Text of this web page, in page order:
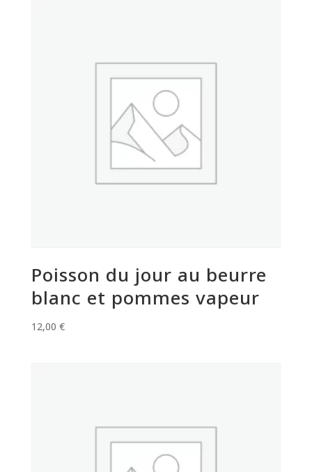
Poisson du jour au beurre
blanc et pommes vapeur
12,00 €